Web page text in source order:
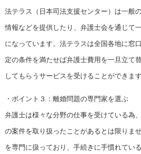
法テラス（日本司法支援センター）は一般
情報などを提供したり、弁護士会を通じて
になっています。法テラスは全国各地に窓
定の条件を満たせば弁護士費用を一旦立て
してもらうサービスを受けることができます
・ポイント３：離婚問題の専門家を選ぶ
弁護士は様々な分野の仕事を受けている為
の案件を取り扱ったことがあるとは限りま
を専門に扱っており、手続きに手慣れてい